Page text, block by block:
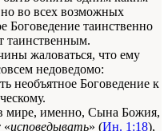
во всех возможных
Боговедение таинственно
таинственным.
жаловаться, что ему
недоведомо:
необъятное Боговедение к
мире, именно, Сына Божия,
«исповедывать» (Ин. 1:18),